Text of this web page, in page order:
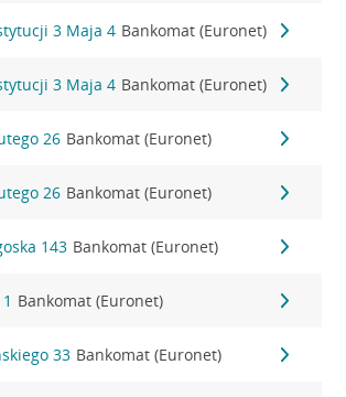
3 Maja 4 Bankomat (Euronet)
3 Maja 4 Bankomat (Euronet)
26 Bankomat (Euronet)
26 Bankomat (Euronet)
143 Bankomat (Euronet)
Bankomat (Euronet)
33 Bankomat (Euronet)